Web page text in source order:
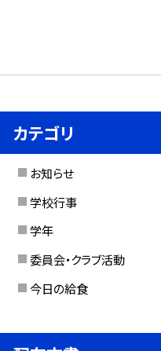
カテゴリ
お知らせ
学校行事
学年
委員会・クラブ活動
今日の給食